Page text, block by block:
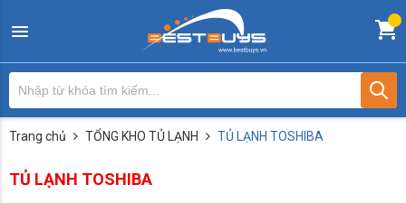
Trang chủ TỔNG KHO TỦ LẠNH TỦ LẠNH TOSHIBA
TỦ LẠNH TOSHIBA